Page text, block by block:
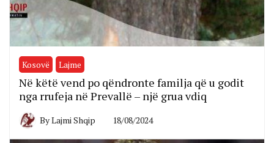
Kosovë Lajme
Në këtë vend po qëndronte familja që u godit
nga rrufeja në Prevallë – një grua vdiq
ByLajmi Shqip 18/08/2024